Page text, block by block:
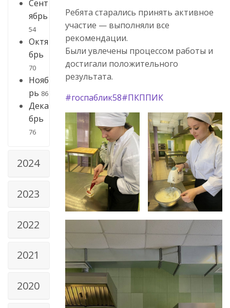
Сент
ябрь
54
Октя
брь
70
Нояб
рь 86
Дека
брь
76
2024
2023
2022
2021
2020
Ребята старались принять активное
участие — выполняли все
рекомендации.
Были увлечены процессом работы и
достигали положительного
результата.
#госпаблик58#ПКППИК